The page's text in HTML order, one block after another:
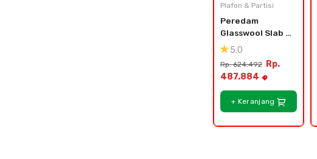
Plafon & Partisi
Peredam
Glasswool Slab
Density 48
50mm
5.0
Rp. 624.492
Rp.
487.884
+ Keranjang